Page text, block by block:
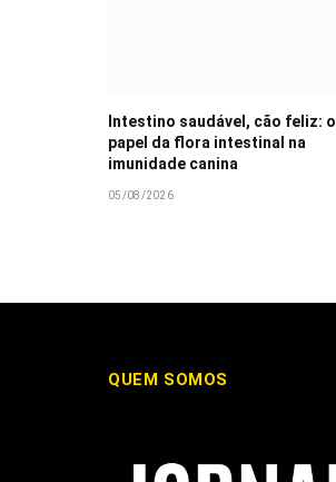
Intestino saudável, cão feliz: o
papel da flora intestinal na
imunidade canina
05/08/2026
QUEM SOMOS